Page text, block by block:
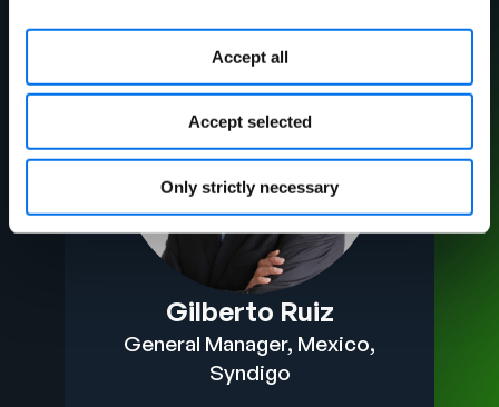
Accept all
Accept selected
Only strictly necessary
Gilberto Ruiz​
General Manager, Mexico,
Syndigo​